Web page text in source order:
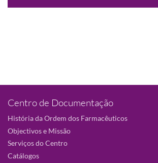
Centro de Documentação
História da Ordem dos Farmacêuticos
Objectivos e Missão
Serviços do Centro
Catálogos